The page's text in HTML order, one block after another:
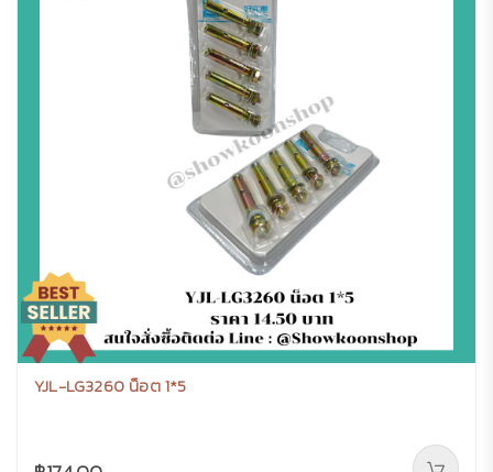
YJL-LG3260 น็อต 1*5